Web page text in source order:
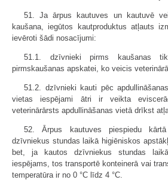
51. Ja ārpus kautuves un kautuvē
kaušana, iegūtos kautproduktus atļauts
ievēroti šādi nosacījumi:
51.1. dzīvnieki pirms kaušanas
pirmskaušanas apskatei, ko veicis
51.2. dzīvnieki kauti pēc
vietas iespējami ātri ir veikta
veterinārārsts apdullināšanas vietā drīkst
52. Ārpus kautuves piespiedu
dzīvniekus stundas laikā higiēniskos
bet, ja kautos dzīvniekus stundas
iespējams, tos transportē konteinerā vai
temperatūra ir no 0 °C līdz 4 °C.